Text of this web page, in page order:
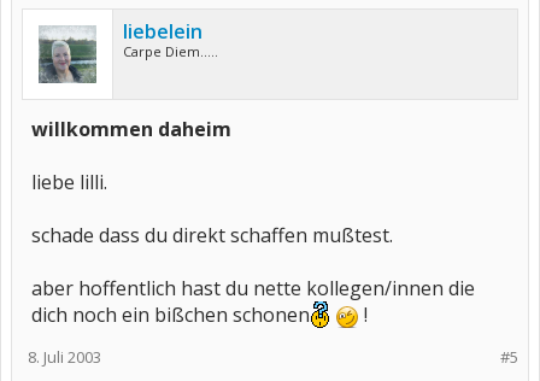
liebelein
Carpe Diem.....
willkommen daheim
liebe lilli.
schade dass du direkt schaffen mußtest.
aber hoffentlich hast du nette kollegen/innen die
dich noch ein bißchen schonen
!
#5
8. Juli 2003